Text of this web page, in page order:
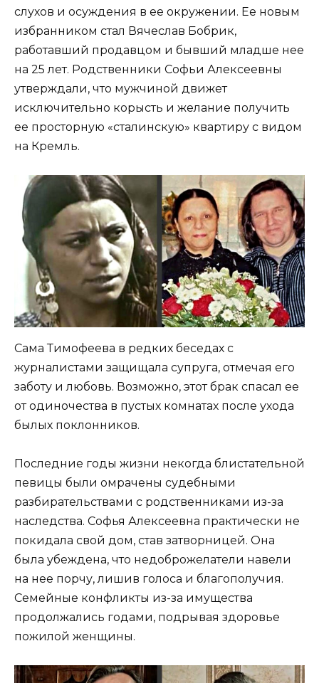
слухов и осуждения в ее окружении. Ее новым
избранником стал Вячеслав Бобрик,
работавший продавцом и бывший младше нее
на 25 лет. Родственники Софьи Алексеевны
утверждали, что мужчиной движет
исключительно корысть и желание получить
ее просторную «сталинскую» квартиру с видом
на Кремль.
Сама Тимофеева в редких беседах с
журналистами защищала супруга, отмечая его
заботу и любовь. Возможно, этот брак спасал ее
от одиночества в пустых комнатах после ухода
былых поклонников.
Последние годы жизни некогда блистательной
певицы были омрачены судебными
разбирательствами с родственниками из-за
наследства. Софья Алексеевна практически не
покидала свой дом, став затворницей. Она
была убеждена, что недоброжелатели навели
на нее порчу, лишив голоса и благополучия.
Семейные конфликты из-за имущества
продолжались годами, подрывая здоровье
пожилой женщины.